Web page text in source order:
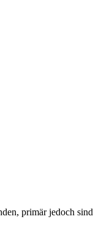
primär jedoch